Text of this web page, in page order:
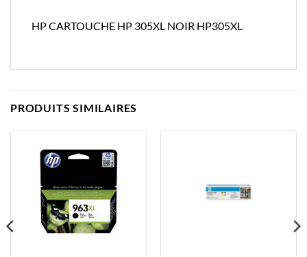
HP CARTOUCHE HP 305XL NOIR HP305XL
PRODUITS SIMILAIRES